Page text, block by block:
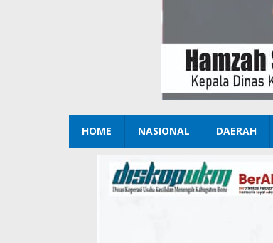
HOME NASIONAL DAERAH